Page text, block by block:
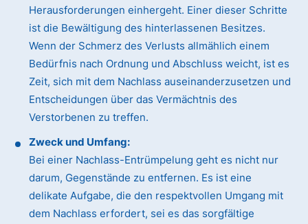
Herausforderungen einhergeht. Einer dieser Schritte
ist die Bewältigung des hinterlassenen Besitzes.
Wenn der Schmerz des Verlusts allmählich einem
Bedürfnis nach Ordnung und Abschluss weicht, ist es
Zeit, sich mit dem Nachlass auseinanderzusetzen und
Entscheidungen über das Vermächtnis des
Verstorbenen zu treffen.
Zweck und Umfang:
Bei einer Nachlass-Entrümpelung geht es nicht nur
darum, Gegenstände zu entfernen. Es ist eine
delikate Aufgabe, die den respektvollen Umgang mit
dem Nachlass erfordert, sei es das sorgfältige